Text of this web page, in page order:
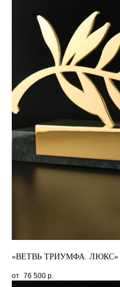
«ВЕТВЬ ТРИУМФА. ЛЮКС»
76 500 р.